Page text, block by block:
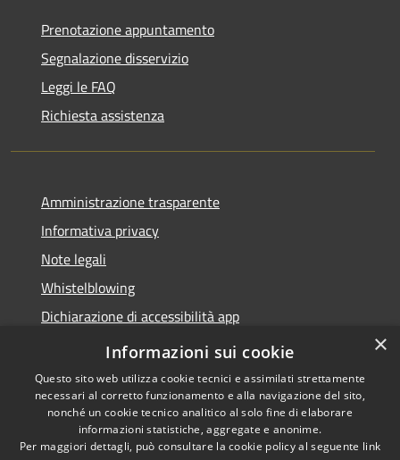
Prenotazione appuntamento
Segnalazione disservizio
Leggi le FAQ
Richiesta assistenza
Amministrazione trasparente
Informativa privacy
Note legali
Whistelblowing
Dichiarazione di accessibilità app
Dichiarazione di accessibilità sito
Copyright © 2026 • Comune di
Ossona • Powered by
×
Informazioni sui cookie
Questo sito web utilizza cookie tecnici e assimilati strettamente
necessari al corretto funzionamento e alla navigazione del sito,
nonché un cookie tecnico analitico al solo fine di elaborare
informazioni statistiche, aggregate e anonime.
Per maggiori dettagli, può consultare la cookie policy al seguente link